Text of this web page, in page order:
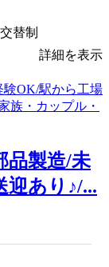
替制
詳細を表示
品製造/未
迎あり♪/...